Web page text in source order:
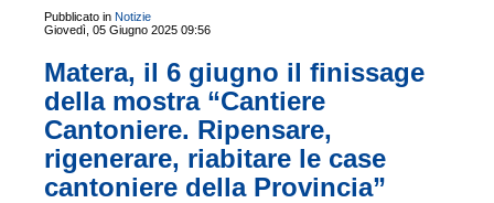
Pubblicato in Notizie
Giovedì, 05 Giugno 2025 09:56
Matera, il 6 giugno il finissage
della mostra “Cantiere
Cantoniere. Ripensare,
rigenerare, riabitare le case
cantoniere della Provincia”